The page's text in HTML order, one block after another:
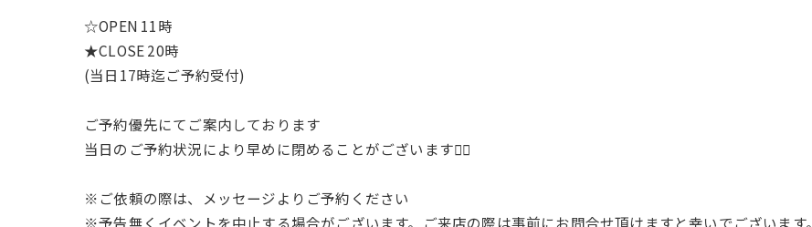
☆OPEN 11時
★CLOSE 20時
(当日17時迄ご予約受付)
ご予約優先にてご案内しております
当日のご予約状況により早めに閉めることがございます🙇‍♂️
※ご依頼の際は、メッセージよりご予約ください
※予告無くイベントを中止する場合がございます。ご来店の際は事前にお問合せ頂けますと幸いでございます。